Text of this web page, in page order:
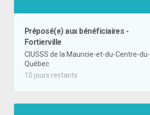
Préposé(e) aux bénéficiaires -
Fortierville
CIUSSS de la Mauricie-et-du-Centre-du-
Québec
10 jours restants